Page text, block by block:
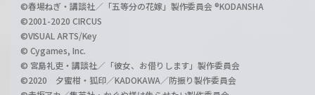
©春場ねぎ・講談社／「五等分の花嫁」製作委員会 ®KODANSHA
©2001-2020 CIRCUS
©VISUAL ARTS/Key
© Cygames, Inc.
© 宮島礼吏・講談社／「彼女、お借りします」製作委員会
©2020 夕蜜柑・狐印／KADOKAWA／防振り製作委員会